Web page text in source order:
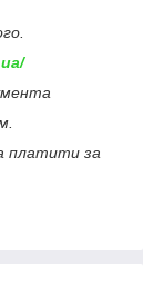
платити за